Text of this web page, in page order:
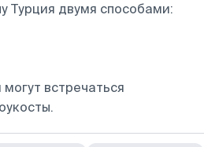
Турция двумя способами:
встречаться